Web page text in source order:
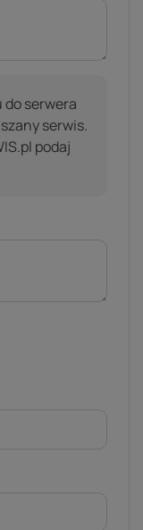
do serwera
serwis.
podaj